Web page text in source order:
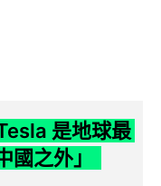
是地球最
之外」